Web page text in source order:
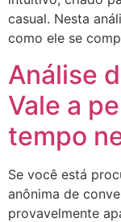
casual. Nesta
como ele se
Análise
Vale a
tempo
Se você está
anônima de
provavelmente